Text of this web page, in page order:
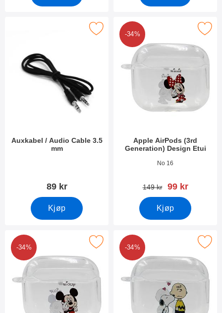
Auxkabel / Audio Cable 3.5
mm
89 kr
Kjøp
Merk auxkabel / Audio Cable 3.5 mm som favoritt
-34%
Apple AirPods (3rd
Generation) Design Etui
Varenummer 44483
No 16
gammel pris
149 kr ny pris
99 kr
Kjøp
Merk apple AirPods (3rd
-34%
apple AirPods (3rd Generation) Design Etui som favoritt
-34%
Merk apple AirPods (3rd